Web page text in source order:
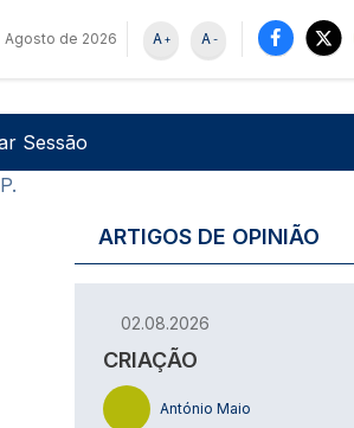
Agosto de 2026 -
A
+
A
de utilizador
Sessão
ARTIGOS DE OPINIÃO
02.08.2026
CRIAÇÃO
António Maio